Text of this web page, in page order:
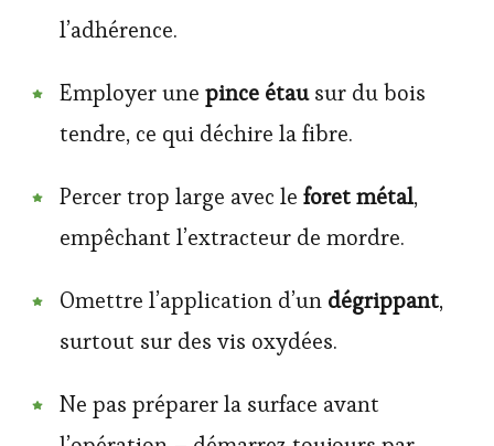
l’adhérence.
Employer une pince étausur du bois
tendre, ce qui déchire la fibre.
Percer trop large avec le foret métal,
empêchant l’extracteur de mordre.
Omettre l’application d’un dégrippant,
surtout sur des vis oxydées.
Ne pas préparer la surface avant